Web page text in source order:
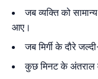
जब व्यक्ति को
आए।
जब मिर्गी के दौरे
कुछ मिनट के अंतराल